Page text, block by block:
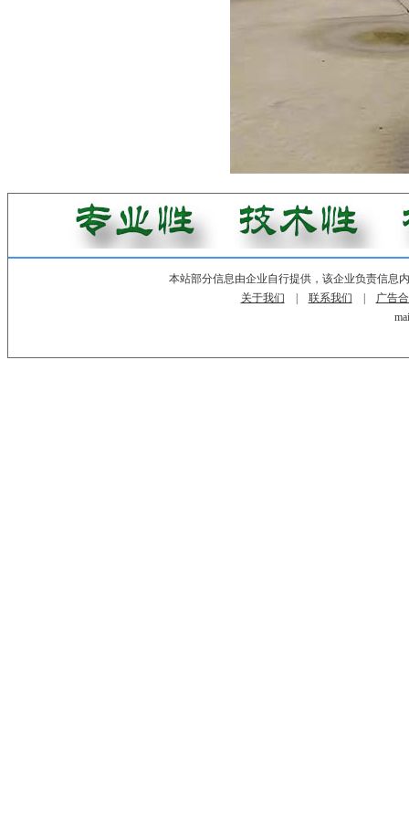
本站部分信息由企业自行提供，该企业负责信息
关于我们
联系我们
广告